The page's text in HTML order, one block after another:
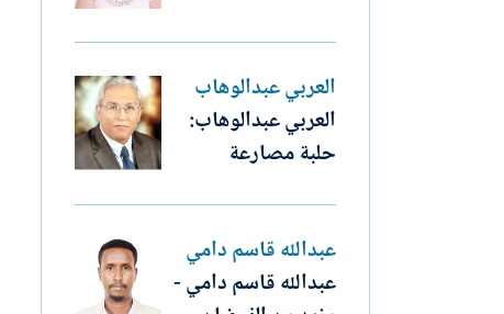
العربي عبدالوهاب
العربي عبدالوهاب:
حلبة مصارعة
عبدالله قاسم دامي
عبدالله قاسم دامي -